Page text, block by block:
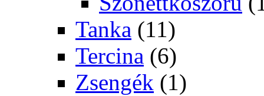
Tanka (11)
Tercina (6)
Zsengék (1)